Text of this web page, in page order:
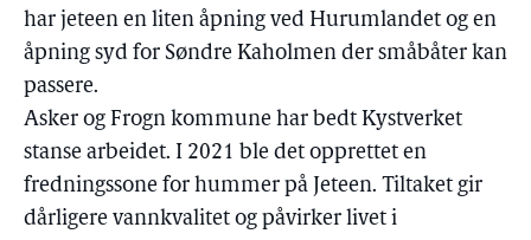
har jeteen en liten åpning ved Hurumlandet og en
åpning syd for Søndre Kaholmen der småbåter kan
passere.
Asker og Frogn kommune har bedt Kystverket
stanse arbeidet. I 2021 ble det opprettet en
fredningssone for hummer på Jeteen. Tiltaket gir
dårligere vannkvalitet og påvirker livet i